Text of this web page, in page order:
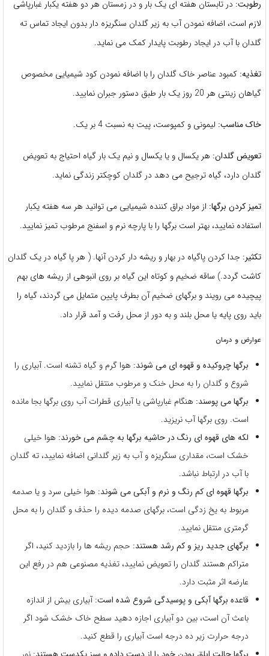
رطوبت: در تابستان هفته ای یک بار و در زمستان هر دو هفته یکبار غبارپاشی
لازم است، اضافه نمودن آب به زیر گلدان سنگریزه دار بدون ایجاد تماس ته
گلدان با آب در ایجاد رطوبت پایدار کمک می نماید.
تغذیه: کمبود عناصر خاک گلدان را با اضافه نمودن کود شیمیایی مخصوص
گیاهان زینتی هر 20 روز یک بار طبق دستور جبران نمایید.
خاک مناسب: لیمونی و کمپوست، پیت به نسبت 4 بر یک.
تعویض گلدان: هر یکسال و یا یکسال و نیم یک بار گیاه احتیاج به تعویض
گلدان دارد، گیاه ترجیح می دهد در گلدان کوچکتر زندگی نماید.
تمیز کردن برگها: از مواد براق کننده شیمیایی می توانید هر سه هفته یکبار
استفاده نمایید، بهتر است برگها را با پارچه نرم و اسفنج مرطوب تمیز نمایید.
تکثیر: جدا کردن پاگیاه در بهار و ریشه دار کردن آنها. ( هر پا گیاه در یک گلدان
کاشت گردد.) ساقه ضخیم و کوتاه این گیاه بر روی انبوهی از ریشه های بهم
پیچیده می رویند و برگهای ضخیم آن بطرف پایین متمایل می گردند، گیاه را
باید روی پایه یا محل بلند و به دور از محل رفت و آمد قرار داد.
عوارض و درمان
برگها چروکیده و قهوه ای می شوند: هوا گرم و گیاه تشنه است. آبیاری را
شروع و گلدان را به محل خنک و مرطوب منتقل نمایید.
برگها می پوسند: هنگام غبارپاشی یا آبیاری قطرات آب روی برگها بجا مانده
است. روی برگها آب نریزید.
لکه های قهوه ای رنگ در حاشیه برگها به چشم می خورند: هوا خیلی
خشک است، مقداری سنگریزه و آب به زیر گلدانی اضافه نمایید، ته گلدان
با آب در ارتباط نباشد.
برگها قهوه ای کم رنگ و نرم و آبکی می شوند: هوا خیلی سرد و یا صدمه
مربوط به یخ زدگی است، برگهای صدمه دیده را حذف و گلدان را به محل
گرمتری منتقل نمایید.
برگهای جدید ریز و کم رشد هستند: حجم ریشه ها را بازدید کنید، اگر
متراکم هستند گلدان را تعویض نمایید، تغذیه مصنوعی هم در رفع این
عارضه اثر مثبت دارد.
قاعده برگها آبکی و پوسیدگی شروع شده است:آبیاری بیش از اندازه
باعث آن است، بین دو آبیاری اجازه دهید سطح خاک خشک شود اگر
درجه حرارت زیر ده درجه است آبیاری را قطع کنید.